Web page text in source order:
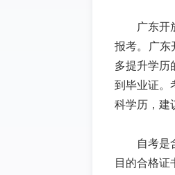
广东开
报考。广东
多提升学历
到毕业证。
科学历，建
自考是
目的合格证